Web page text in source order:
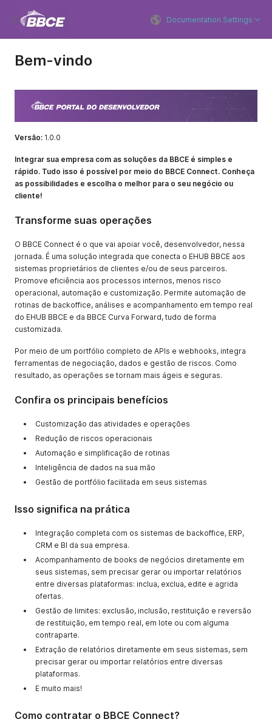
Documentation Settings
Bem-vindo
Versão: 1.0.0
Integrar sua empresa com as soluções da BBCE é simples e
rápido. Tudo isso é possível por meio do BBCE Connect. Conheça
as possibilidades e escolha o melhor para o seu negócio ou
cliente!
Transforme suas operações
O BBCE Connect é o que vai apoiar você, desenvolvedor, nessa
jornada. É uma solução integrada que conecta o EHUB BBCE aos
sistemas proprietários de clientes e/ou de seus parceiros.
Promove eficiência aos processos internos, menos risco
operacional, automação e customização. Permite automação de
rotinas de backoffice, análises e acompanhamento em tempo real
do EHUB BBCE e da BBCE Curva Forward, tudo de forma
customizada.
Por meio de um portfólio completo de APIs e webhooks, integra
ferramentas de negociação, dados e gestão de riscos. Como
resultado, as operações se tornam mais ágeis e seguras.
Confira os principais benefícios
Customização das atividades e operações
Redução de riscos operacionais
Automação e simplificação de rotinas
Inteligência de dados na sua mão
Gestão de portfólio facilitada em seus sistemas
Isso significa na prática
Integração completa com os sistemas de backoffice, ERP,
CRM e BI da sua empresa.
Acompanhamento de books de negócios diretamente em
seus sistemas, sem precisar gerar ou importar relatórios
entre diversas plataformas: inclua, exclua, edite e agrida
ofertas.
Gestão de limites: exclusão, inclusão, restituição e reversão
de restituição, em tempo real, em lote ou com alguma
contraparte.
Extração de relatórios diretamente em seus sistemas, sem
precisar gerar ou importar relatórios entre diversas
plataformas.
E muito mais!
Como contratar o BBCE Connect?